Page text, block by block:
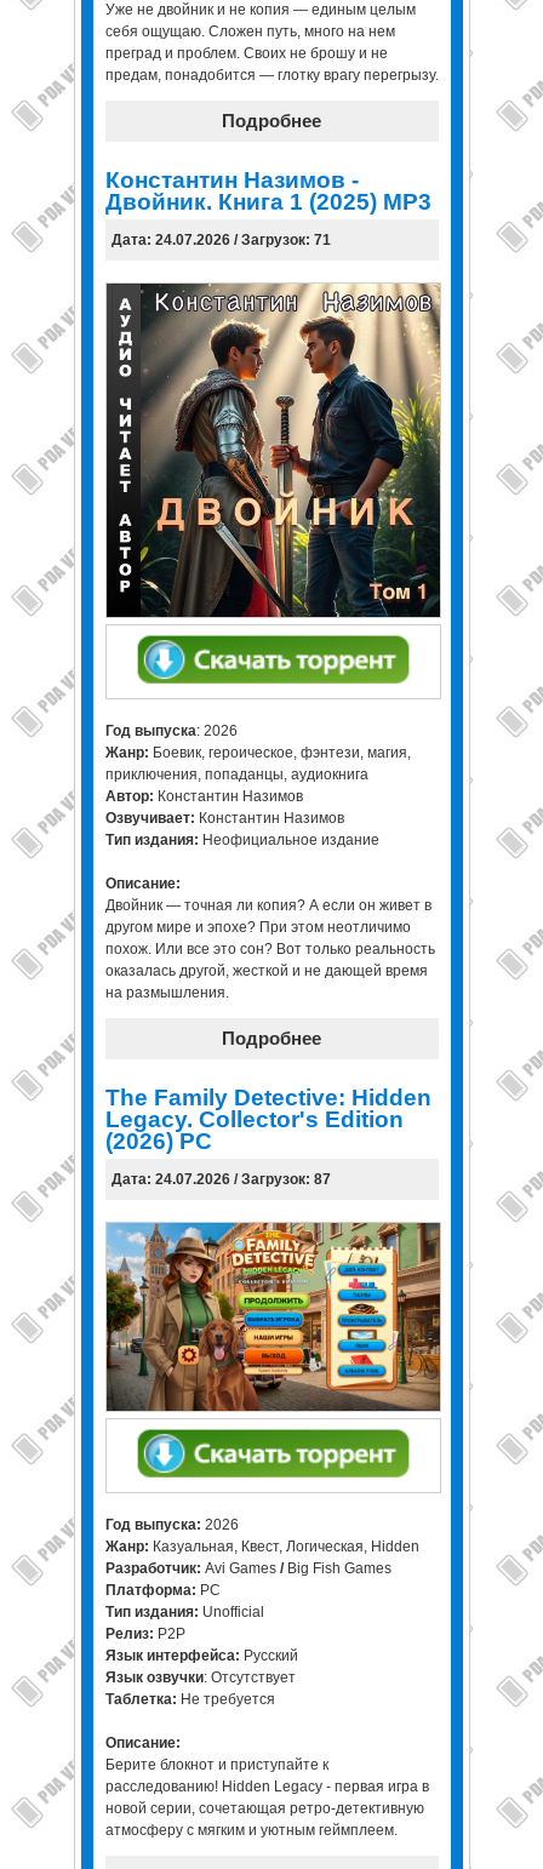
Уже не двойник и не копия — единым целым
себя ощущаю. Сложен путь, много на нем
преград и проблем. Своих не брошу и не
предам, понадобится — глотку врагу перегрызу.
Подробнее
Константин Назимов -
Двойник. Книга 1 (2025) МР3
Дата: 24.07.2026 / Загрузок: 71
Год выпуска: 2026
Жанр: Боевик, героическое, фэнтези, магия,
приключения, попаданцы, аудиокнига
Автор: Константин Назимов
Озвучивает: Константин Назимов
Тип издания: Неофициальное издание
Описание:
Двойник — точная ли копия? А если он живет в
другом мире и эпохе? При этом неотличимо
похож. Или все это сон? Вот только реальность
оказалась другой, жесткой и не дающей время
на размышления.
Подробнее
The Family Detective: Hidden
Legacy. Collector's Edition
(2026) PC
Дата: 24.07.2026 / Загрузок: 87
Год выпуска: 2026
Жанр: Казуальная, Квест, Логическая, Hidden
Разработчик: Avi Games/ Big Fish Games
Платформа: PC
Тип издания: Unofficial
Релиз: P2P
Язык интерфейса: Русский
Язык озвучки: Отсутствует
Таблетка: Не требуется
Описание:
Берите блокнот и приступайте к
расследованию! Hidden Legacy - первая игра в
новой серии, сочетающая ретро-детективную
атмосферу с мягким и уютным геймплеем.